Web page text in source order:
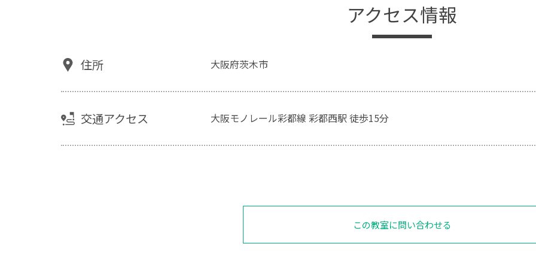
アクセス情報
住所 大阪府茨木市
交通アクセス 大阪モノレール彩都線 彩都西駅 徒歩15分
この教室に問い合わせる